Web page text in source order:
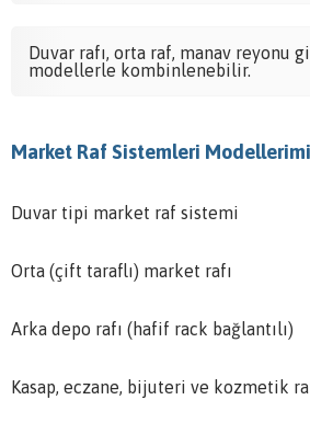
Duvar rafı, orta raf, manav reyonu
modellerle kombinlenebilir.
Market Raf Sistemleri
Duvar tipi market raf sistemi
Orta (çift taraflı) market rafı
Arka depo rafı (hafif rack bağlantılı)
Kasap, eczane, bijuteri ve kozmetik